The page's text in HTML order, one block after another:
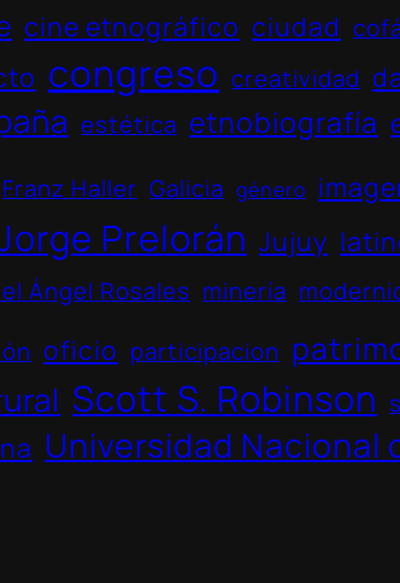
cine etnográfico ciudad
congreso creatividad
estética etnobiografía
Franz Haller Galicia género
Prelorán Jujuy
Ángel Rosales minería
oficio participacion
Scott S. Robinson
Universidad Nacional